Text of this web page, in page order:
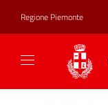
Regione Piemonte